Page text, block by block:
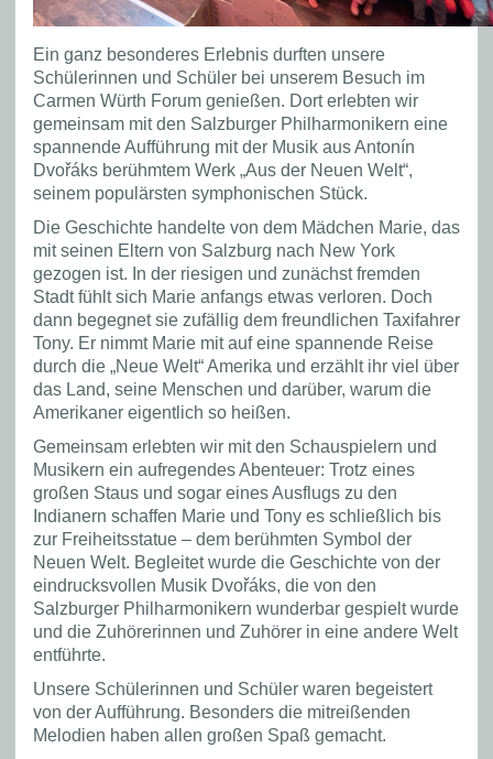
Ein ganz besonderes Erlebnis durften unsere
Schülerinnen und Schüler bei unserem Besuch im
Carmen Würth Forum genießen. Dort erlebten wir
gemeinsam mit den Salzburger Philharmonikern eine
spannende Aufführung mit der Musik aus Antonín
Dvořáks berühmtem Werk „Aus der Neuen Welt“,
seinem populärsten symphonischen Stück.
Die Geschichte handelte von dem Mädchen Marie, das
mit seinen Eltern von Salzburg nach New York
gezogen ist. In der riesigen und zunächst fremden
Stadt fühlt sich Marie anfangs etwas verloren. Doch
dann begegnet sie zufällig dem freundlichen Taxifahrer
Tony. Er nimmt Marie mit auf eine spannende Reise
durch die „Neue Welt“ Amerika und erzählt ihr viel über
das Land, seine Menschen und darüber, warum die
Amerikaner eigentlich so heißen.
Gemeinsam erlebten wir mit den Schauspielern und
Musikern ein aufregendes Abenteuer: Trotz eines
großen Staus und sogar eines Ausflugs zu den
Indianern schaffen Marie und Tony es schließlich bis
zur Freiheitsstatue – dem berühmten Symbol der
Neuen Welt. Begleitet wurde die Geschichte von der
eindrucksvollen Musik Dvořáks, die von den
Salzburger Philharmonikern wunderbar gespielt wurde
und die Zuhörerinnen und Zuhörer in eine andere Welt
entführte.
Unsere Schülerinnen und Schüler waren begeistert
von der Aufführung. Besonders die mitreißenden
Melodien haben allen großen Spaß gemacht.